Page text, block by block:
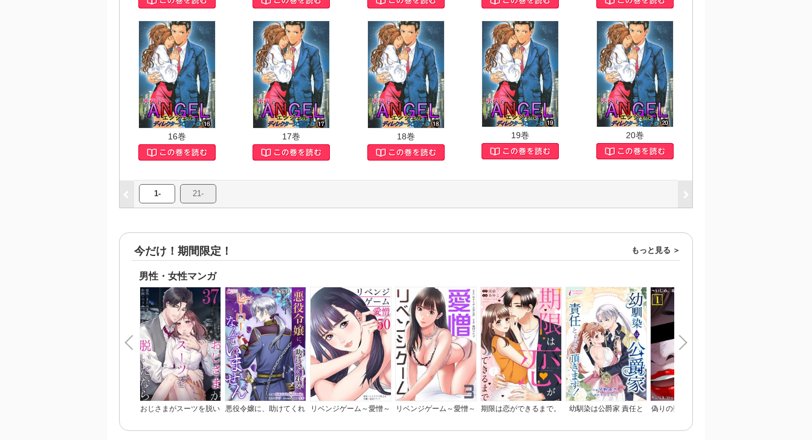
16巻 17巻 18巻 19巻 20巻
1- 21-
今だけ！期間限定！ もっと見る
男性・女性マンガ
おじさまがスーツを脱い
悪役令嬢に、助けてくれ
リベンジゲーム～愛憎～
リベンジゲーム～愛憎～
期限は恋ができるまで。
幼馴染は公爵家 責任と
偽りの整形ブス、愛され
め、毒親、マウント女に